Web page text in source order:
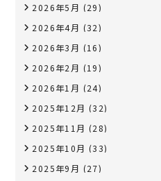
2026年5月 (29)
2026年4月 (32)
2026年3月 (16)
2026年2月 (19)
2026年1月 (24)
2025年12月 (32)
2025年11月 (28)
2025年10月 (33)
2025年9月 (27)